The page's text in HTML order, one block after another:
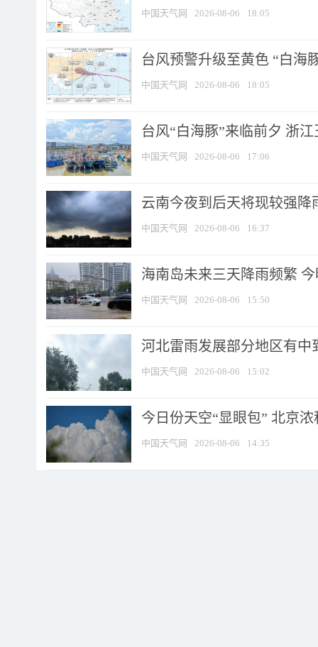
中国天气网 2026-08-06 18:05
台风预警升级至黄色 “白海
中国天气网 2026-08-06 18:05
台风“白海豚”来临前夕 浙
中国天气网 2026-08-06 17:06
云南今夜到后天将现较强降
中国天气网 2026-08-06 16:37
海南岛未来三天降雨频繁
中国天气网 2026-08-06 15:50
河北雷雨发展部分地区有中
中国天气网 2026-08-06 15:02
今日份天空“显眼包” 北京
中国天气网 2026-08-06 14:35